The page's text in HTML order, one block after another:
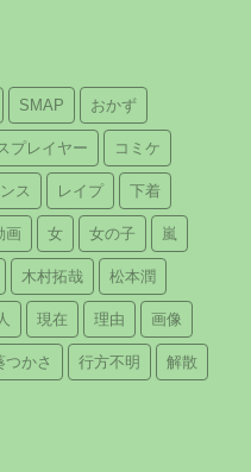
SMAP おかず
プレイヤー コミケ
ス レイプ 下着
画 女 女の子 嵐
木村拓哉 松本潤
現在 理由 画像
つかさ 行方不明 解散